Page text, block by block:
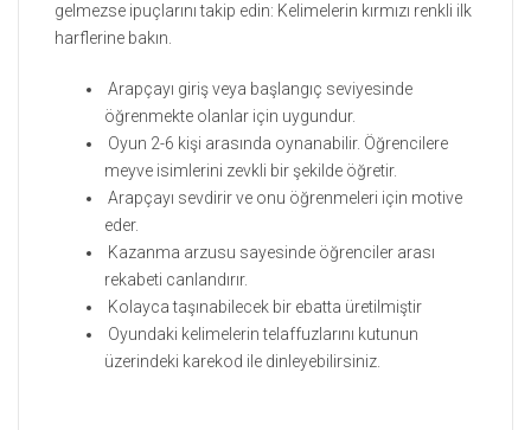
gelmezse ipuçlarını takip edin: Kelimelerin kırmızı renkli ilk
harflerine bakın.
Arapçayı giriş veya başlangıç seviyesinde
öğrenmekte olanlar için uygundur.
Oyun 2-6 kişi arasında oynanabilir. Öğrencilere
meyve isimlerini zevkli bir şekilde öğretir.
Arapçayı sevdirir ve onu öğrenmeleri için motive
eder.
Kazanma arzusu sayesinde öğrenciler arası
rekabeti canlandırır.
Kolayca taşınabilecek bir ebatta üretilmiştir
Oyundaki kelimelerin telaffuzlarını kutunun
üzerindeki karekod ile dinleyebilirsiniz.